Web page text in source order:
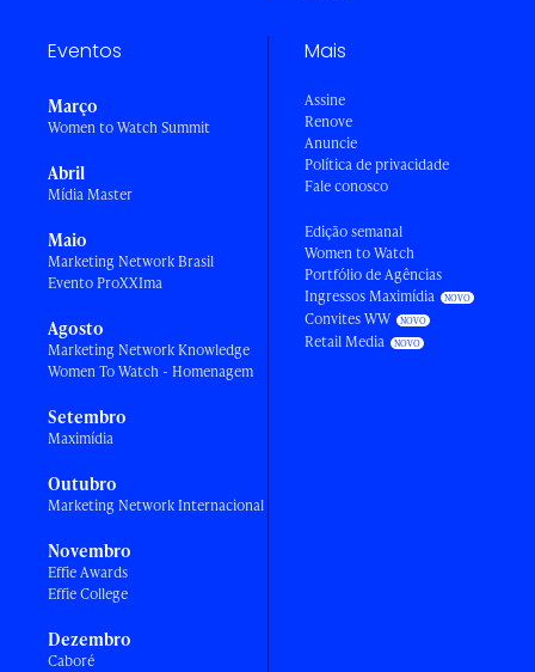
Eventos
Março
Women to Watch Summit
Abril
Mídia Master
Maio
Marketing Network Brasil
Evento ProXXIma
Agosto
Marketing Network Knowledge
Women To Watch - Homenagem
Setembro
Maximídia
Outubro
Marketing Network Internacional
Novembro
Effie Awards
Effie College
Dezembro
Caboré
Mais
Assine
Renove
Anuncie
Política de privacidade
Fale conosco
Edição semanal
Women to Watch
Portfólio de Agências
Ingressos Maximídia
Convites WW
Retail Media